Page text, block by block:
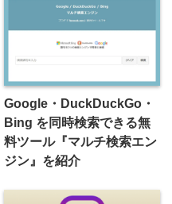
Google・DuckDuckGo・
Bing を同時検索できる無
料ツール『マルチ検索エン
ジン』を紹介